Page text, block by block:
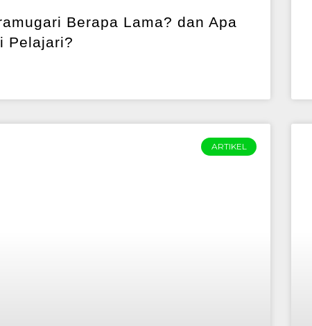
Berapa Lama? dan Apa
Pelajari?
ARTIKEL